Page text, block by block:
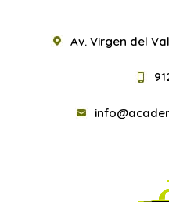
Av. Virgen del